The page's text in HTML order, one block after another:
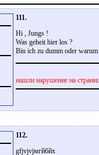
111.
Hi , Jungs !
Was geheit hier los ?
Bin ich zu dumm oder
нашли нарушение на
112.
gfjvjvjмгйбйх